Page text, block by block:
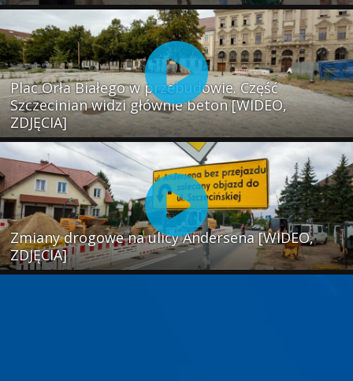
Plac Orła Białego w przebudowie. Część
Szczecinian widzi głównie beton [WIDEO,
ZDJĘCIA]
Zmiany drogowe na ulicy Andersena [WIDEO,
ZDJĘCIA]